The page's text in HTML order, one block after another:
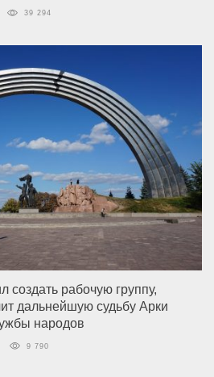
39 294
создать рабочую группу,
дальнейшую судьбу Арки
народов
9 790